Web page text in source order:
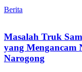
Berita
Masalah Truk
yang Mengancam
Narogong